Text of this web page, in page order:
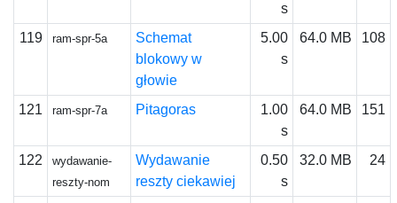
s
119 ram-spr-5a
Schemat
blokowy w
głowie
5.00
s
64.0 MB 108
121 ram-spr-7a Pitagoras
1.00
s
64.0 MB 151
122
wydawanie-
reszty-nom
Wydawanie
reszty ciekawiej
0.50
s
32.0 MB 24